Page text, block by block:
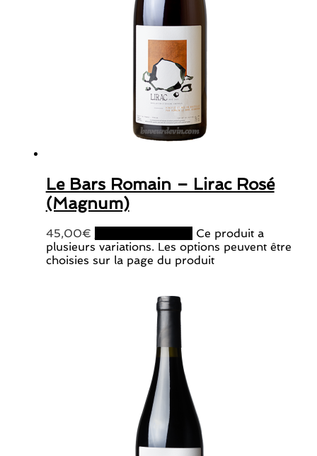
Le Bars Romain – Lirac Rosé
(Magnum)
45,00€
Ce produit a
plusieurs variations. Les options peuvent être
choisies sur la page du produit